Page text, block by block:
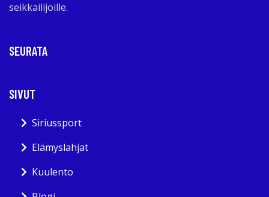
seikkailijoille.
SEURATA
SIVUT
Siriussport
Elämyslahjat
Kuulento